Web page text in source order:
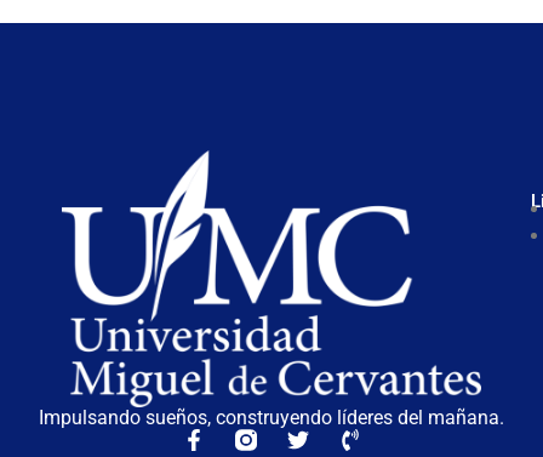
Impulsando sueños, construyendo líderes del mañana.